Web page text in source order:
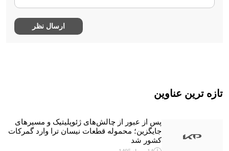
تازه ترین عناوین
پس از عبور از چالش‌های ژئوپلیتیک و مسیرهای
جایگزین؛ محموله قطعات نیسان ترا وارد گمرکات
کشور شد